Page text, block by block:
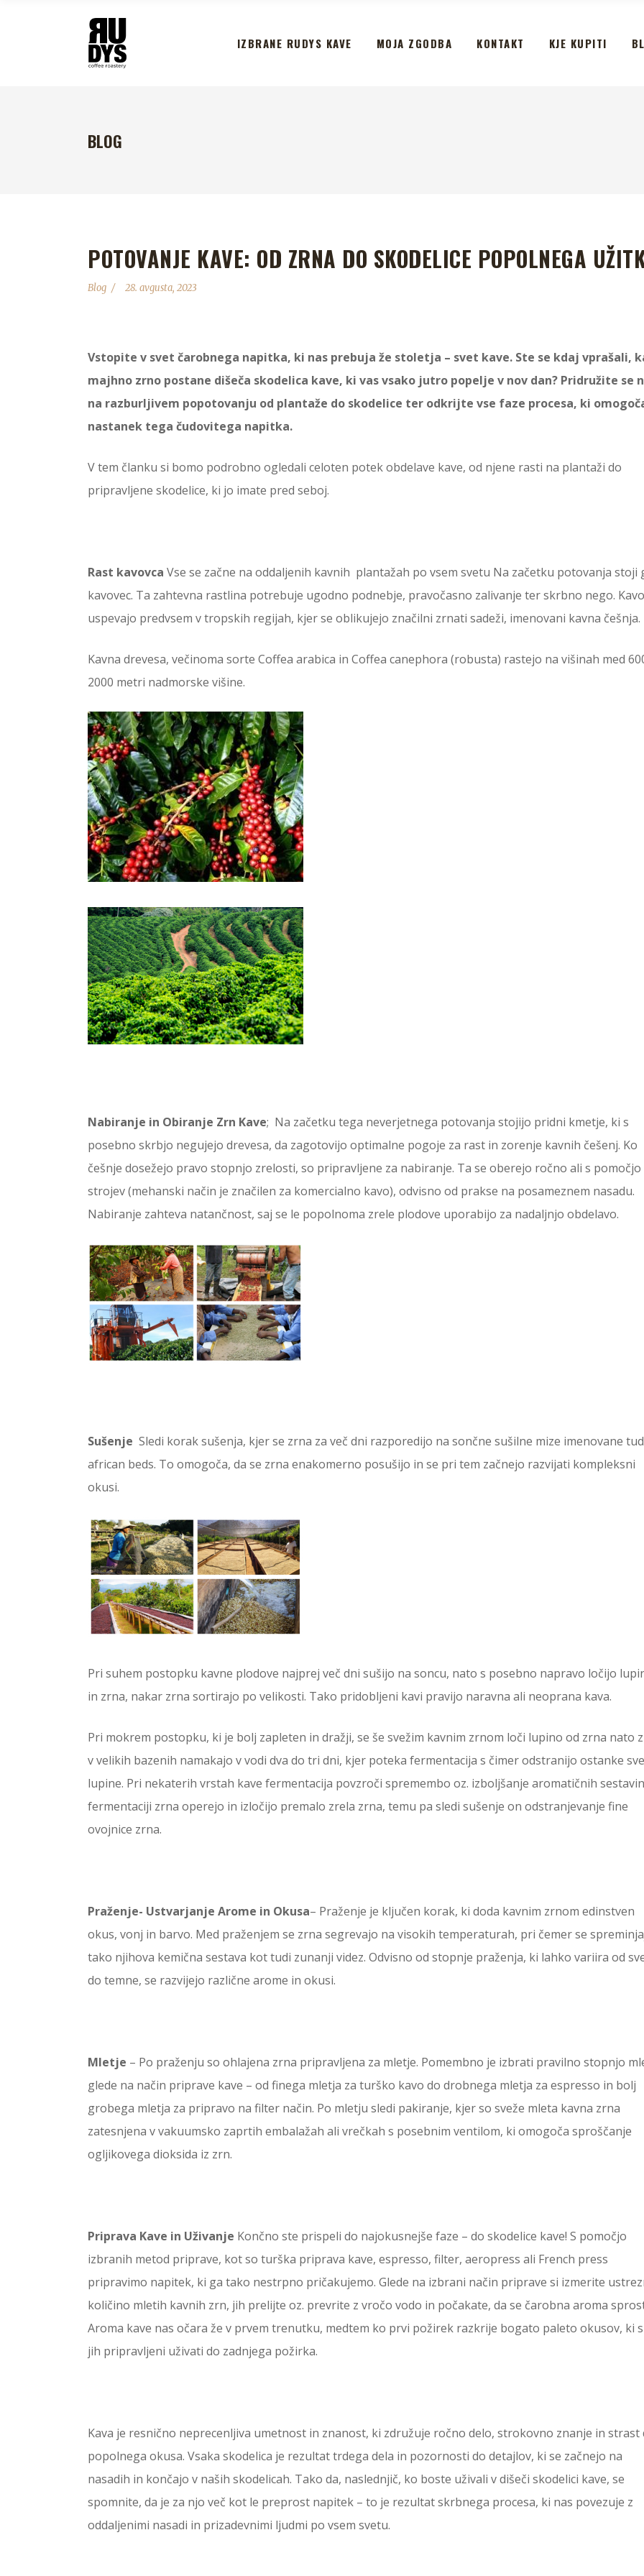
IZBRANE RUDYS KAVE MOJA ZGODBA KONTAKT KJE KUPITI
BLOG
POTOVANJE KAVE: OD ZRNA DO SKODELICE POPOLNEGA
Blog 28. avgusta, 2023
Vstopite v svet čarobnega napitka, ki nas prebuja že stoletja – svet kave. Ste se kdaj vprašali,
majhno zrno postane dišeča skodelica kave, ki vas vsako jutro popelje v nov dan? Pridružite se
na razburljivem popotovanju od plantaže do skodelice ter odkrijte vse faze procesa, ki
nastanek tega čudovitega napitka.
V tem članku si bomo podrobno ogledali celoten potek obdelave kave, od njene rasti na plantaži do
pripravljene skodelice, ki jo imate pred seboj.
Rast kavovca Vse se začne na oddaljenih kavnih plantažah po vsem svetu Na začetku potovanja stoji
kavovec. Ta zahtevna rastlina potrebuje ugodno podnebje, pravočasno zalivanje ter skrbno nego.
uspevajo predvsem v tropskih regijah, kjer se oblikujejo značilni zrnati sadeži, imenovani kavna češnja.
Kavna drevesa, večinoma sorte Coffea arabica in Coffea canephora (robusta) rastejo na višinah med
2000 metri nadmorske višine.
Nabiranje in Obiranje Zrn Kave; Na začetku tega neverjetnega potovanja stojijo pridni kmetje, ki s
posebno skrbjo negujejo drevesa, da zagotovijo optimalne pogoje za rast in zorenje kavnih češenj. Ko
češnje dosežejo pravo stopnjo zrelosti, so pripravljene za nabiranje. Ta se oberejo ročno ali s pomočjo
strojev (mehanski način je značilen za komercialno kavo), odvisno od prakse na posameznem nasadu.
Nabiranje zahteva natančnost, saj se le popolnoma zrele plodove uporabijo za nadaljnjo obdelavo.
Sušenje Sledi korak sušenja, kjer se zrna za več dni razporedijo na sončne sušilne mize imenovane
african beds. To omogoča, da se zrna enakomerno posušijo in se pri tem začnejo razvijati kompleksni
okusi.
Pri suhem postopku kavne plodove najprej več dni sušijo na soncu, nato s posebno napravo ločijo
in zrna, nakar zrna sortirajo po velikosti. Tako pridobljeni kavi pravijo naravna ali neoprana kava.
Pri mokrem postopku, ki je bolj zapleten in dražji, se še svežim kavnim zrnom loči lupino od zrna nato
v velikih bazenih namakajo v vodi dva do tri dni, kjer poteka fermentacija s čimer odstranijo ostanke
lupine. Pri nekaterih vrstah kave fermentacija povzroči spremembo oz. izboljšanje aromatičnih
fermentaciji zrna operejo in izločijo premalo zrela zrna, temu pa sledi sušenje on odstranjevanje fine
ovojnice zrna.
Praženje- Ustvarjanje Arome in Okusa– Praženje je ključen korak, ki doda kavnim zrnom edinstven
okus, vonj in barvo. Med praženjem se zrna segrevajo na visokih temperaturah, pri čemer se
tako njihova kemična sestava kot tudi zunanji videz. Odvisno od stopnje praženja, ki lahko variira od
do temne, se razvijejo različne arome in okusi.
Mletje – Po praženju so ohlajena zrna pripravljena za mletje. Pomembno je izbrati pravilno stopnjo
glede na način priprave kave – od finega mletja za turško kavo do drobnega mletja za espresso in bolj
grobega mletja za pripravo na filter način. Po mletju sledi pakiranje, kjer so sveže mleta kavna zrna
zatesnjena v vakuumsko zaprtih embalažah ali vrečkah s posebnim ventilom, ki omogoča sproščanje
ogljikovega dioksida iz zrn.
Priprava Kave in Uživanje Končno ste prispeli do najokusnejše faze – do skodelice kave! S pomočjo
izbranih metod priprave, kot so turška priprava kave, espresso, filter, aeropress ali French press
pripravimo napitek, ki ga tako nestrpno pričakujemo. Glede na izbrani način priprave si izmerite
količino mletih kavnih zrn, jih prelijte oz. prevrite z vročo vodo in počakate, da se čarobna aroma
Aroma kave nas očara že v prvem trenutku, medtem ko prvi požirek razkrije bogato paleto okusov, ki
jih pripravljeni uživati do zadnjega požirka.
Kava je resnično neprecenljiva umetnost in znanost, ki združuje ročno delo, strokovno znanje in strast
popolnega okusa. Vsaka skodelica je rezultat trdega dela in pozornosti do detajlov, ki se začnejo na
nasadih in končajo v naših skodelicah. Tako da, naslednjič, ko boste uživali v dišeči skodelici kave, se
spomnite, da je za njo več kot le preprost napitek – to je rezultat skrbnega procesa, ki nas povezuje z
oddaljenimi nasadi in prizadevnimi ljudmi po vsem svetu.